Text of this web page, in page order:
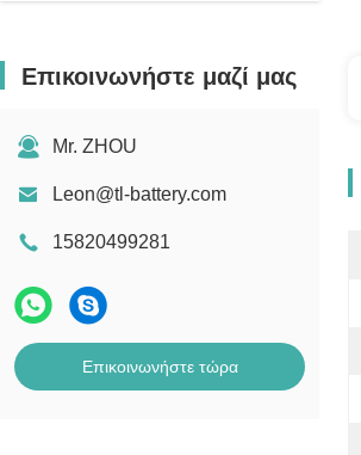
Επικοινωνήστε μαζί μας
Mr. ZHOU
Leon@tl-battery.com
15820499281
Επικοινωνήστε τώρα